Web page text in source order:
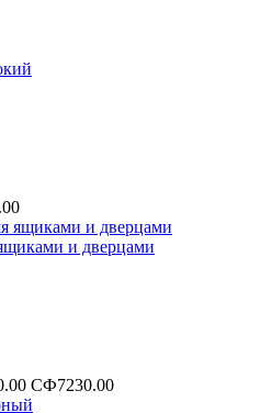
и дверцами
СФ7230.00